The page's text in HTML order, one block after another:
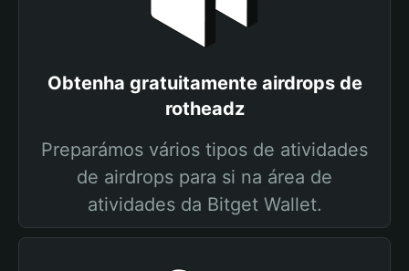
Obtenha gratuitamente airdrops de
rotheadz
Preparámos vários tipos de atividades
de airdrops para si na área de
atividades da Bitget Wallet.